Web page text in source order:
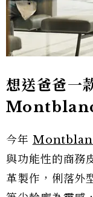
想送爸爸一
Montblanc
今年
與功能性的商務
革製作，俐落外